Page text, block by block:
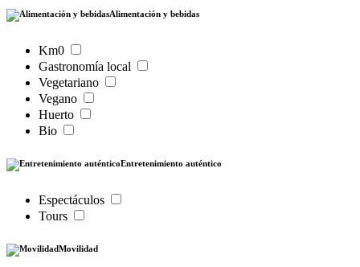
Alimentación y bebidas
Km0
Gastronomía local
Vegetariano
Vegano
Huerto
Bio
Entretenimiento auténtico
Espectáculos
Tours
Movilidad